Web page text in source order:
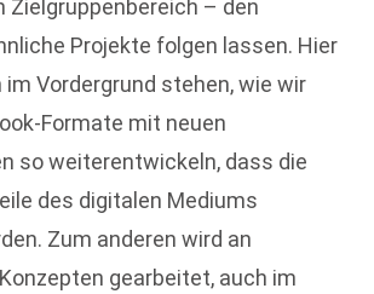
Zielgruppenbereich – den
Projekte folgen lassen. Hier
Vordergrund stehen, wie wir
Formate mit neuen
so weiterentwickeln, dass die
des digitalen Mediums
Zum anderen wird an
gearbeitet, auch im